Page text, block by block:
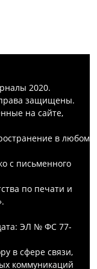
2020.
защищены.
на сайте,
в любом
с письменного
по печати и
ЭЛ № ФС 77-
в сфере связи,
коммуникаций